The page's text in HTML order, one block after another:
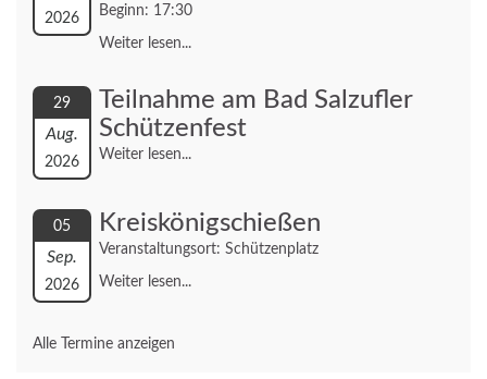
2026 Beginn: 17:30
Weiter lesen...
29
Aug.
2026
Teilnahme am Bad Salzufler
Schützenfest
Weiter lesen...
05
Sep.
2026
Kreiskönigschießen
Veranstaltungsort: Schützenplatz
Weiter lesen...
Alle Termine anzeigen